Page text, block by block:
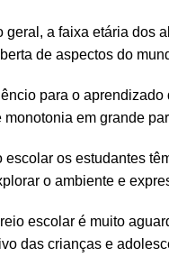
geral, a faixa etária dos
de aspectos do
para o
em grande
escolar os estudantes
o ambiente e
escolar é muito
das crianças e